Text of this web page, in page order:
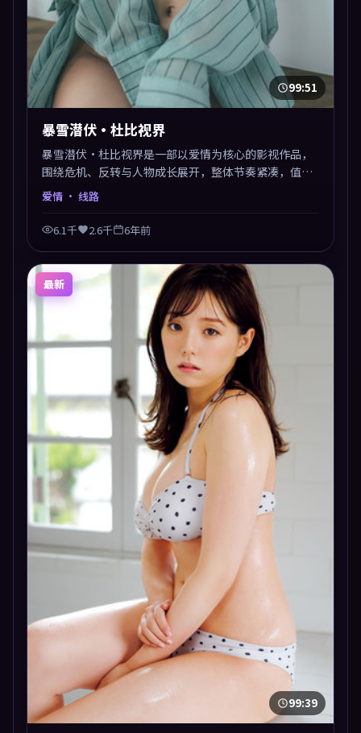
99:51
暴雪潜伏·杜比视界
暴雪潜伏·杜比视界是一部以爱情为核心的影视作品，
围绕危机、反转与人物成长展开，整体节奏紧凑，值得
推荐观看。
爱情 · 线路
6.1千 2.6千 6年前
最新
99:39